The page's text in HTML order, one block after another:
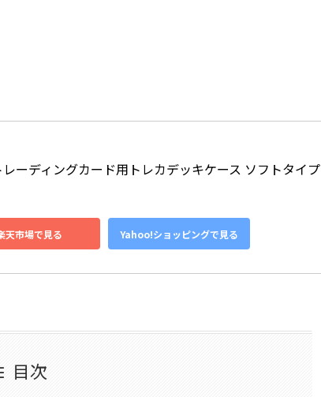
ーディングカード用トレカデッキケース ソフトタイプ
天市場で見る Yahoo!ショッピングで見る
目次